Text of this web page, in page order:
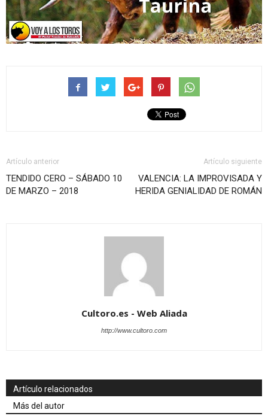
Artículo anterior
TENDIDO CERO – SÁBADO 10
DE MARZO – 2018
Artículo siguiente
VALENCIA: LA IMPROVISADA Y
HERIDA GENIALIDAD DE ROMÁN
Cultoro.es - Web Aliada
http://www.cultoro.com
Artículo relacionados
Más del autor